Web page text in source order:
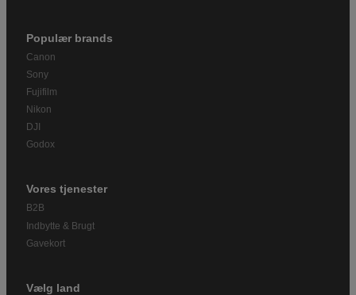
Populær brands
Canon
Sony
Fujifilm
Nikon
DJI
Godox
Vores tjenester
B2B
Indbytte & Brugt
Gavekort
Vælg land